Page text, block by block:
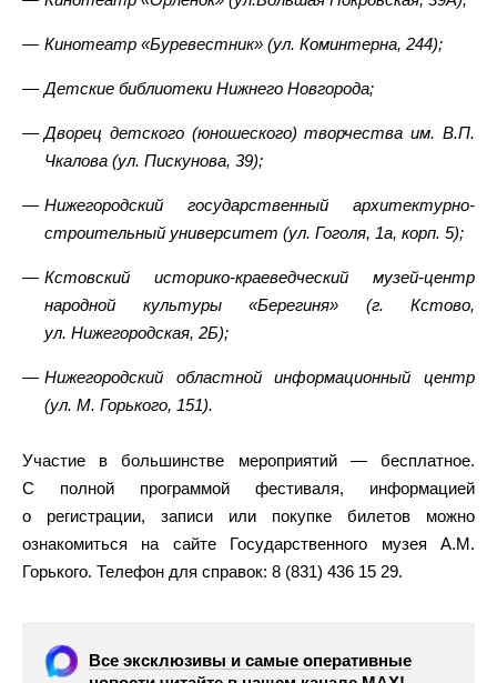
Кинотеатр «Буревестник» (ул. Коминтерна, 244);
Детские библиотеки Нижнего Новгорода;
Дворец детского (юношеского) творчества им. В.П.
Чкалова (ул. Пискунова, 39);
Нижегородский государственный архитектурнo-
строительный университет (ул. Гоголя, 1а, корп. 5);
Кстовский историко-краеведческий музей-центр
народной культуры «Берегиня» (г. Кстово,
ул. Нижегородская, 2Б);
Нижегородский областной информационный центр
(ул. М. Горького, 151).
Участие в большинстве мероприятий — бесплатное.
С полной программой фестиваля, информацией
о регистрации, записи или покупке билетов можно
ознакомиться на сайте Государственного музея А.М.
Горького. Телефон для справок: 8 (831) 436 15 29.
Все эксклюзивы и самые оперативные